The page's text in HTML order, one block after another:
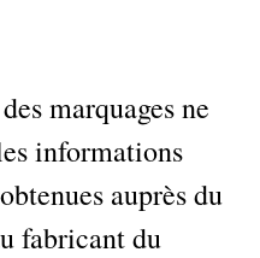
marquages ​​ne
informations
auprès du
fabricant du